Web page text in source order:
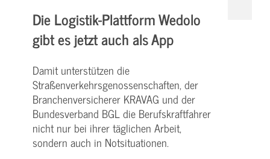
Die Logistik-Plattform Wedolo
gibt es jetzt auch als App
Damit unterstützen die
Straßenverkehrsgenossenschaften, der
Branchenversicherer KRAVAG und der
Bundesverband BGL die Berufskraftfahrer
nicht nur bei ihrer täglichen Arbeit,
sondern auch in Notsituationen.